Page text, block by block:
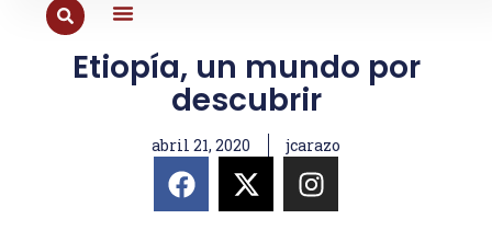
Etiopía, un mundo por
descubrir
abril 21, 2020 jcarazo